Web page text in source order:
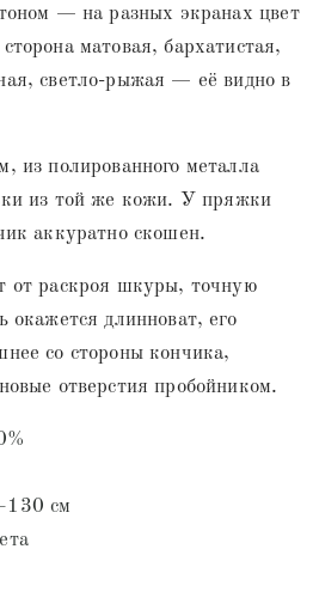
— на разных экранах цвет
матовая, бархатистая,
светло-рыжая — её видно в
из полированного металла
из той же кожи. У пряжки
аккуратно скошен.
от раскроя шкуры, точную
окажется длинноват, его
со стороны кончика,
отверстия пробойником.
см